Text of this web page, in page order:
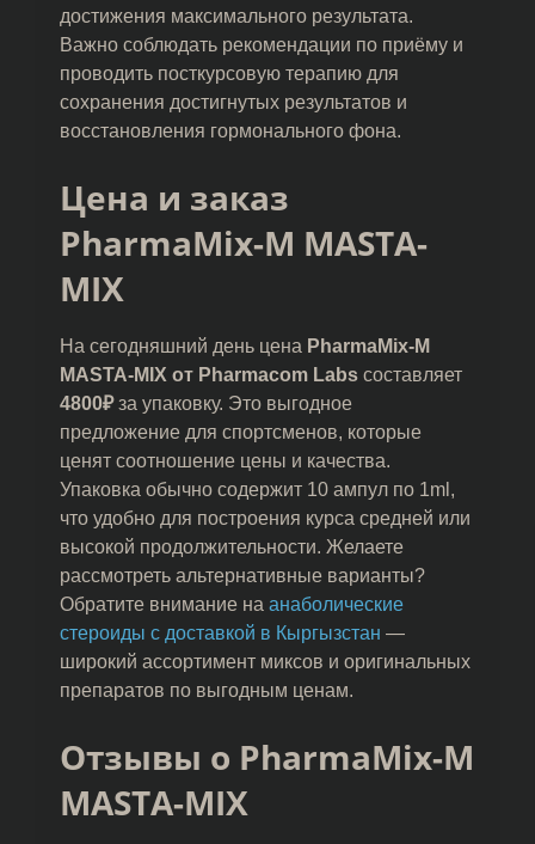
достижения максимального результата.
Важно соблюдать рекомендации по приёму и
проводить посткурсовую терапию для
сохранения достигнутых результатов и
восстановления гормонального фона.
Цена и заказ
PharmaMix-M MASTA-
MIX
На сегодняшний день цена PharmaMix-M
MASTA-MIX от Pharmacom Labs составляет
4800₽за упаковку. Это выгодное
предложение для спортсменов, которые
ценят соотношение цены и качества.
Упаковка обычно содержит 10 ампул по 1ml,
что удобно для построения курса средней или
высокой продолжительности. Желаете
рассмотреть альтернативные варианты?
Обратите внимание на анаболические
стероиды с доставкой в Кыргызстан —
широкий ассортимент миксов и оригинальных
препаратов по выгодным ценам.
Отзывы о PharmaMix-M
MASTA-MIX